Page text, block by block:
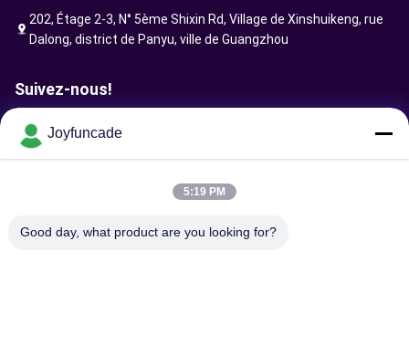
202, Étage 2-3, N° 5ème Shixin Rd, Village de Xinshuikeng, rue
Dalong, district de Panyu, ville de Guangzhou
Suivez-nous!
Joyfuncade
5:19 PM
Good day, what product are you looking for?